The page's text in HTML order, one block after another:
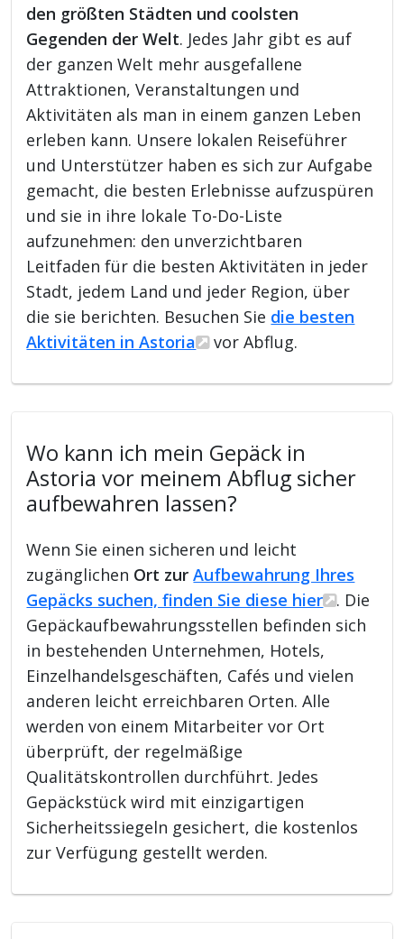
den größten Städten und coolsten
Gegenden der Welt. Jedes Jahr gibt es auf
der ganzen Welt mehr ausgefallene
Attraktionen, Veranstaltungen und
Aktivitäten als man in einem ganzen Leben
erleben kann. Unsere lokalen Reiseführer
und Unterstützer haben es sich zur Aufgabe
gemacht, die besten Erlebnisse aufzuspüren
und sie in ihre lokale To-Do-Liste
aufzunehmen: den unverzichtbaren
Leitfaden für die besten Aktivitäten in jeder
Stadt, jedem Land und jeder Region, über
die sie berichten. Besuchen Sie die besten
Aktivitäten in Astoria
vor Abflug.
Wo kann ich mein Gepäck in
Astoria vor meinem Abflug sicher
aufbewahren lassen?
Wenn Sie einen sicheren und leicht
zugänglichen Ort zurAufbewahrung Ihres
Gepäcks suchen, finden Sie diese hier
. Die
Gepäckaufbewahrungsstellen befinden sich
in bestehenden Unternehmen, Hotels,
Einzelhandelsgeschäften, Cafés und vielen
anderen leicht erreichbaren Orten. Alle
werden von einem Mitarbeiter vor Ort
überprüft, der regelmäßige
Qualitätskontrollen durchführt. Jedes
Gepäckstück wird mit einzigartigen
Sicherheitssiegeln gesichert, die kostenlos
zur Verfügung gestellt werden.